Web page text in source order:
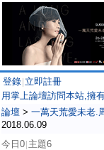
登錄 立即註冊
用掌上論壇訪問本站,擁
論壇 > 一萬天荒愛未老.
2018.06.09
今日0 主題6